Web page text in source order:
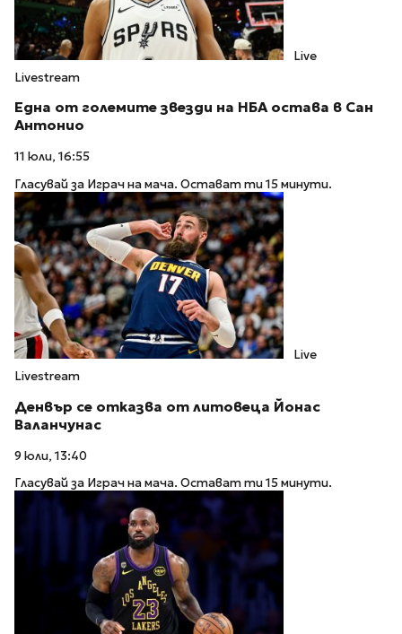
Live
Livestream
Една от големите звезди на НБА остава в Сан
Антонио
11 юли, 16:55
Гласувай за Играч на мача. Остават ти 15 минути.
Live
Livestream
Денвър се отказва от литовеца Йонас
Валанчунас
9 юли, 13:40
Гласувай за Играч на мача. Остават ти 15 минути.